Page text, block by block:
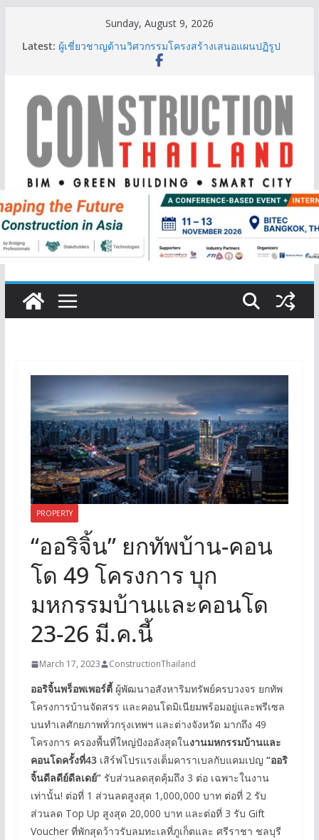
Sunday, August 9, 2026
Latest: ผู้เชี่ยวชาญด้านวิศวกรรมโครงสร้างเสนอแผนปฏิรูป
มาตรฐานตั้งแต่การออกแบบถึงการตรวจสอบอาคารไทย
เติบโต 377% ชี้ดีมานด์ภูเก็ตยังแกร่ง
BCT Expo 2026 ชูแนวคิด “Empowering Net Zero in
Construction & Mining” ขับเคลื่อนอุตสาหกรรม
ก่อสร้างและเหมืองแร่สู่สังคมคาร์บอนต่ำอย่างยั่งยืน
ลลิล พร็อพเพอร์ตี้ ก้าวสู่ปีที่ 40 ยึดลูกค้าเป็นศูนย์กลาง
IHG Hotels & Resorts เปิดตัว ฮอลิเดย์ อินน์ เอ็กซ์เพรส
อ่าวนางแห่งแรกในกระบี่
PROPERTY
“ออริจิ้น” ยกทัพบ้าน-คอน
โด 49 โครงการ บุก
มหกรรมบ้านและคอนโด
23-26 มี.ค.นี้
March 17, 2023 ConstructionThailand
ออริจิ้นพร็อพเพอร์ตี้ผู้พัฒนาอสังหาริมทรัพย์ครบวงจร ยกทัพ
โครงการบ้านจัดสรร และคอนโดมิเนียมพร้อมอยู่และพรีเซล
บนทำเลศักยภาพทั่วกรุงเทพฯ และต่างจังหวัด มากถึง 49
โครงการ ครองพื้นที่ใหญ่ปังอลังสุดในงานมหกรรมบ้านและ
คอนโดครั้งที่43เสิร์ฟโปรแรงเต็มคาราเบลกับแคมเปญ “ออริ
จิ้นดีลดีย์ดีลเดย์”รับส่วนลดสุดคุ้มถึง 3 ต่อ เฉพาะในงาน
เท่านั้น! ต่อที่ 1 ส่วนลดสูงสุด 1,000,000 บาท ต่อที่ 2 รับ
ส่วนลด Top Up สูงสุด 20,000 บาท และต่อที่ 3 รับ Gift
Voucher ที่พักสุดว้าวรับลมทะเลที่ภูเก็ตและ ศรีราชา ชลบุรี